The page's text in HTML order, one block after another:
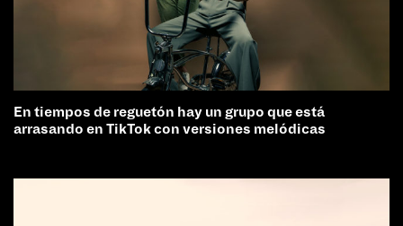
En tiempos de reguetón hay un grupo que está
arrasando en TikTok con versiones melódicas